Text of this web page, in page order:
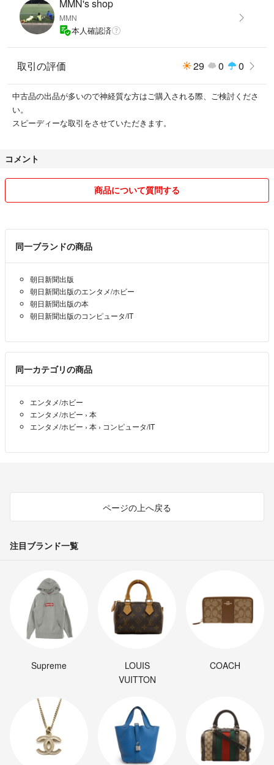
MMN's shop
MMN
本人確認済
取引の評価 29 0 0
中古品の出品が多いので神経質な方はご購入される際、ご検討くださ
い。
スピーディーな取引をさせていただきます。
コメント
商品について質問する
同一ブランドの商品
朝日新聞出版
朝日新聞出版のエンタメ/ホビー
朝日新聞出版の本
朝日新聞出版のコンピュータ/IT
同一カテゴリの商品
エンタメ/ホビー
エンタメ/ホビー › 本
エンタメ/ホビー › 本 › コンピュータ/IT
ページの上へ戻る
注目ブランド一覧
Supreme
LOUIS
VUITTON
COACH